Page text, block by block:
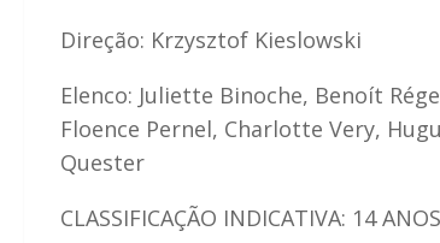
Direção: Krzysztof Kieslowski
Elenco: Juliette Binoche, Benoít
Floence Pernel, Charlotte Very,
Quester
CLASSIFICAÇÃO INDICATIVA: 14 ANOS